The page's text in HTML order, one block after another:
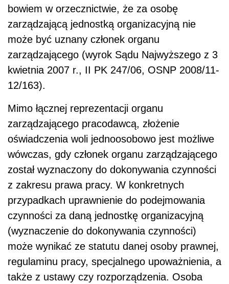
bowiem w orzecznictwie, że za osobę
zarządzającą jednostką organizacyjną nie
może być uznany członek organu
zarządzającego (wyrok Sądu Najwyższego z 3
kwietnia 2007 r., II PK 247/06, OSNP 2008/11-
12/163).
Mimo łącznej reprezentacji organu
zarządzającego pracodawcą, złożenie
oświadczenia woli jednoosobowo jest możliwe
wówczas, gdy członek organu zarządzającego
został wyznaczony do dokonywania czynności
z zakresu prawa pracy. W konkretnych
przypadkach uprawnienie do podejmowania
czynności za daną jednostkę organizacyjną
(wyznaczenie do dokonywania czynności)
może wynikać ze statutu danej osoby prawnej,
regulaminu pracy, specjalnego upoważnienia, a
także z ustawy czy rozporządzenia. Osoba